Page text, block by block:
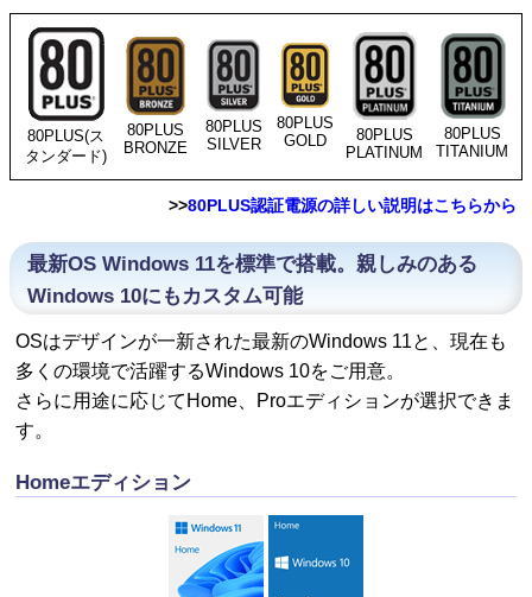
80PLUS(ス
タンダード)
80PLUS
BRONZE
80PLUS
SILVER
80PLUS
GOLD
80PLUS
PLATINUM
80PLUS
TITANIUM
>>80PLUS認証電源の詳しい説明はこちらから
最新OS Windows 11を標準で搭載。親しみのある
Windows 10にもカスタム可能
OSはデザインが一新された最新のWindows 11と、現在も
多くの環境で活躍するWindows 10をご用意。
さらに用途に応じてHome、Proエディションが選択できま
す。
Homeエディション